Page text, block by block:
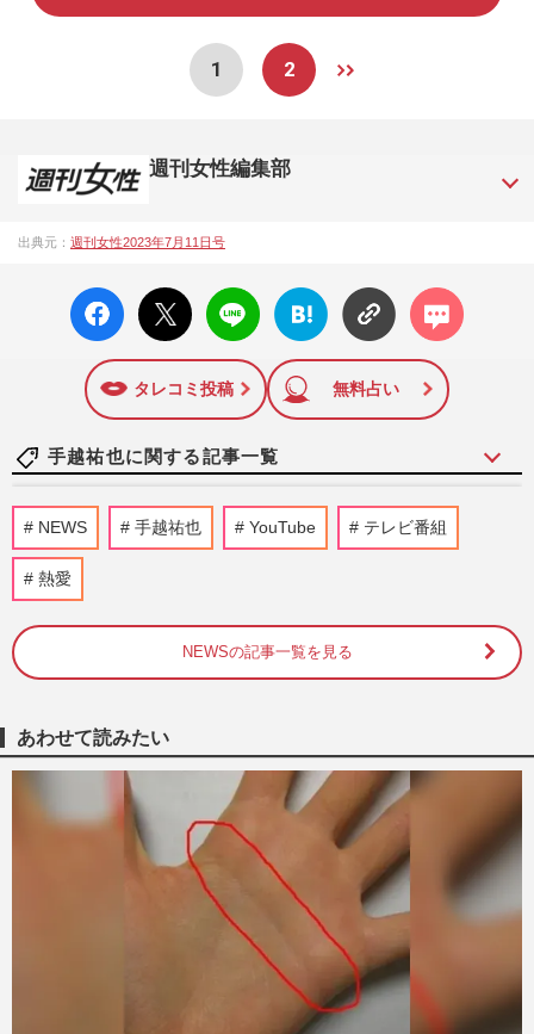
1 2
週刊女性編集部
シップや事件、皇室の話題、感動ドキュメント、美容・健
12日号で「眞子さま嫁ぎ先の“義母”が抱える400万円超の“借金
トラブル”」報道をスクープ。この一報から約2か月後、宮内庁
は結婚延期を発表。同記事は2018年の「編集者が選ぶ雑誌ジ
ャーナリズム賞」大賞を受賞した。毎週火曜日発売。
出典元： 週刊女性2023年7月11日号
facebo
ok い
X ポス
ト
LINE
はてな
ブック
に追加
コメン
ト
タレコミ投稿 無料占い
手越祐也に関する記事一覧
《秋ドラマ「がっかり」ランキング》2位
は9年ぶり主演の手越祐也ドラマ、「視聴
及川光博主演、手越祐也7年ぶり出演ドラ
マ『ぼくたちん家』低視聴率も“カリスマ
週刊女性PRIME
元NEWS・手越祐也と及川光博のドラマ
『ぼくたちん家』に《期待していたのと違
った》BLファンをがっかりさせ…
週刊女性2025年11月4日号 2025/10/21
元NEWS手越祐也、日テレ『イッテQ』1
年ぶり出演で“テレビ追放”の裏事情が再燃
、完全復帰を阻む最後の壁…
2025/9/16
NEWS 手越祐也 YouTube テレビ番組
熱愛
NEWSの記事一覧を見る
あわせて読みたい